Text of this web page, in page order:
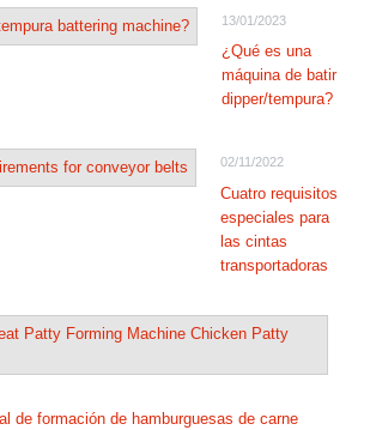
13/01/2023
¿Qué es una
máquina de batir
dipper/tempura?
02/11/2022
Cuatro requisitos
especiales para
las cintas
transportadoras
de formación de hamburguesas de carne